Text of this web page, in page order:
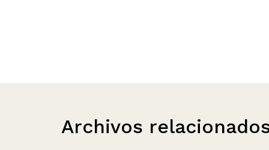
Archivos